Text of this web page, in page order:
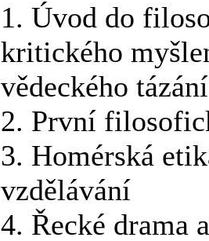
1. Úvod do
kritického
vědeckého
2. První
3. Homérská
vzdělávání
4. Řecké drama